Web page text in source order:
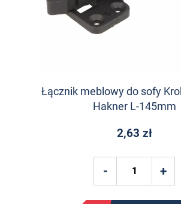
Łącznik meblowy do sofy
Hakner L-145mm
2,63 zł